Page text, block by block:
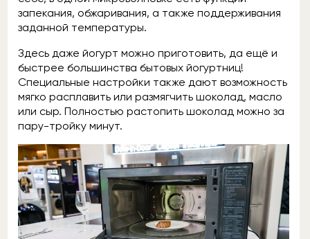
запекания, обжаривания, а также поддерживания
заданной температуры.
Здесь даже йогурт можно приготовить, да ещё и
быстрее большинства бытовых йогуртниц!
Специальные настройки также дают возможность
мягко расплавить или размягчить шоколад, масло
или сыр. Полностью растопить шоколад можно за
пару-тройку минут.